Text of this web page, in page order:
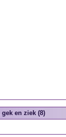
gek en ziek (8)